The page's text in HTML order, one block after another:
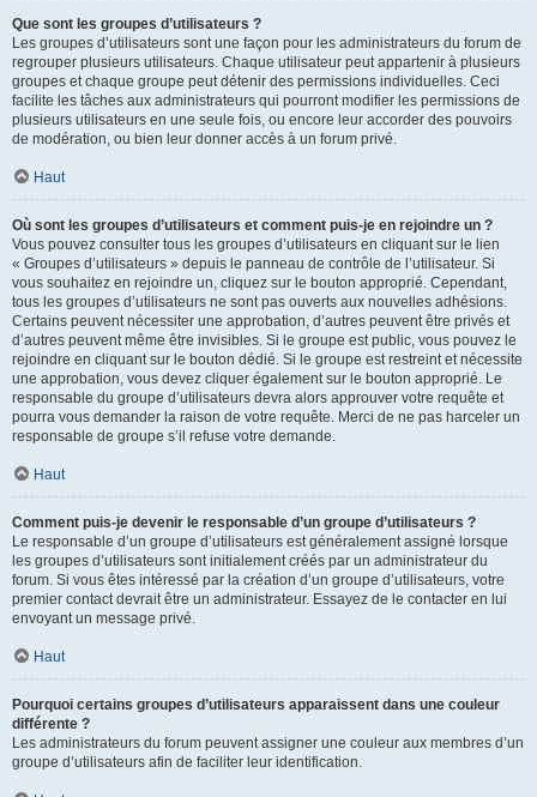
Que sont les groupes d’utilisateurs ?
Les groupes d’utilisateurs sont une façon pour les administrateurs du forum de
regrouper plusieurs utilisateurs. Chaque utilisateur peut appartenir à plusieurs
groupes et chaque groupe peut détenir des permissions individuelles. Ceci
facilite les tâches aux administrateurs qui pourront modifier les permissions de
plusieurs utilisateurs en une seule fois, ou encore leur accorder des pouvoirs
de modération, ou bien leur donner accès à un forum privé.
Haut
Où sont les groupes d’utilisateurs et comment puis-je en rejoindre un ?
Vous pouvez consulter tous les groupes d’utilisateurs en cliquant sur le lien
« Groupes d’utilisateurs » depuis le panneau de contrôle de l’utilisateur. Si
vous souhaitez en rejoindre un, cliquez sur le bouton approprié. Cependant,
tous les groupes d’utilisateurs ne sont pas ouverts aux nouvelles adhésions.
Certains peuvent nécessiter une approbation, d’autres peuvent être privés et
d’autres peuvent même être invisibles. Si le groupe est public, vous pouvez le
rejoindre en cliquant sur le bouton dédié. Si le groupe est restreint et nécessite
une approbation, vous devez cliquer également sur le bouton approprié. Le
responsable du groupe d’utilisateurs devra alors approuver votre requête et
pourra vous demander la raison de votre requête. Merci de ne pas harceler un
responsable de groupe s’il refuse votre demande.
Haut
Comment puis-je devenir le responsable d’un groupe d’utilisateurs ?
Le responsable d’un groupe d’utilisateurs est généralement assigné lorsque
les groupes d’utilisateurs sont initialement créés par un administrateur du
forum. Si vous êtes intéressé par la création d’un groupe d’utilisateurs, votre
premier contact devrait être un administrateur. Essayez de le contacter en lui
envoyant un message privé.
Haut
Pourquoi certains groupes d’utilisateurs apparaissent dans une couleur
différente ?
Les administrateurs du forum peuvent assigner une couleur aux membres d’un
groupe d’utilisateurs afin de faciliter leur identification.